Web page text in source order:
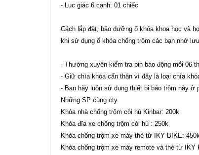
- Lục giác 6 cạnh: 01 chiếc
Cách lắp đặt, bảo dưỡng ổ khóa khoa học và
khi sử dụng ổ khóa chống trộm các bạn nhớ
- Thường xuyên kiểm tra pin báo động mỗi 06
- Giữ chìa khóa cẩn thận vì đây là loại chìa
- Bạn hãy luôn sử dụng thiết bị báo trộm này
Những SP cùng cty
Khóa nhà chống trộm còi hú Kinbar: 200k
Khóa đĩa xe chống trộm còi hú : 250k
Khóa chống trộm xe máy thẻ từ IKY BIKE:
Khóa chống trộm xe máy remote và thẻ từ IKY